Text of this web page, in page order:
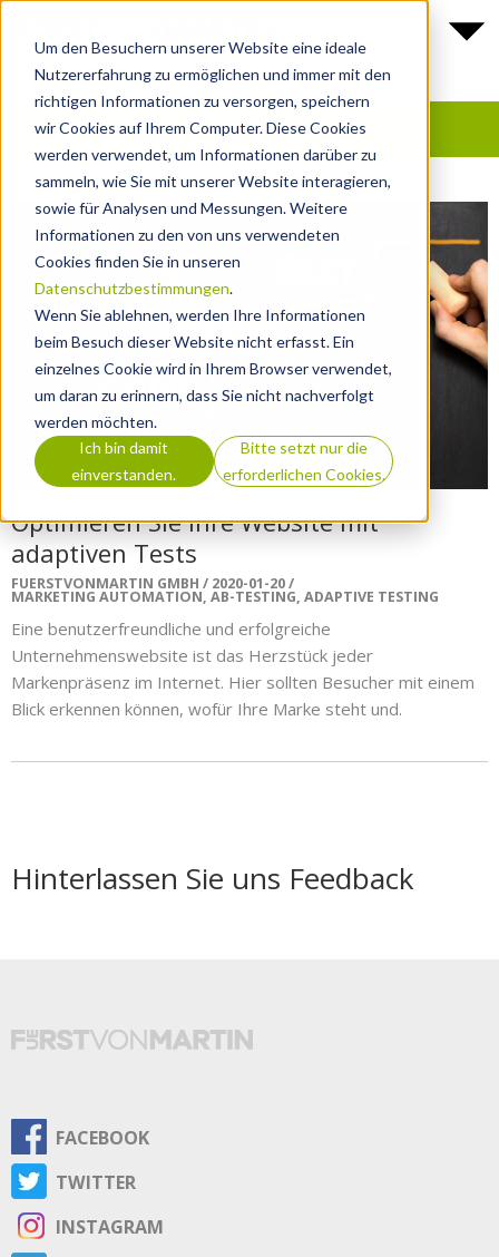
Um den Besuchern unserer Website eine ideale
Nutzererfahrung zu ermöglichen und immer mit den
richtigen Informationen zu versorgen, speichern
wir Cookies auf Ihrem Computer. Diese Cookies
werden verwendet, um Informationen darüber zu
sammeln, wie Sie mit unserer Website interagieren,
sowie für Analysen und Messungen. Weitere
Informationen zu den von uns verwendeten
Cookies finden Sie in unseren
Datenschutzbestimmungen.
Wenn Sie ablehnen, werden Ihre Informationen
beim Besuch dieser Website nicht erfasst. Ein
einzelnes Cookie wird in Ihrem Browser verwendet,
um daran zu erinnern, dass Sie nicht nachverfolgt
werden möchten.
Ich bin damit
einverstanden.
Bitte setzt nur die
erforderlichen Cookies.
Optimieren Sie Ihre Website mit
adaptiven Tests
FUERSTVONMARTIN GMBH 2020-01-20
MARKETING AUTOMATION, AB-TESTING, ADAPTIVE TESTING
Eine benutzerfreundliche und erfolgreiche
Unternehmenswebsite ist das Herzstück jeder
Markenpräsenz im Internet. Hier sollten Besucher mit einem
Blick erkennen können, wofür Ihre Marke steht und.
Hinterlassen Sie uns Feedback
FACEBOOK
TWITTER
INSTAGRAM